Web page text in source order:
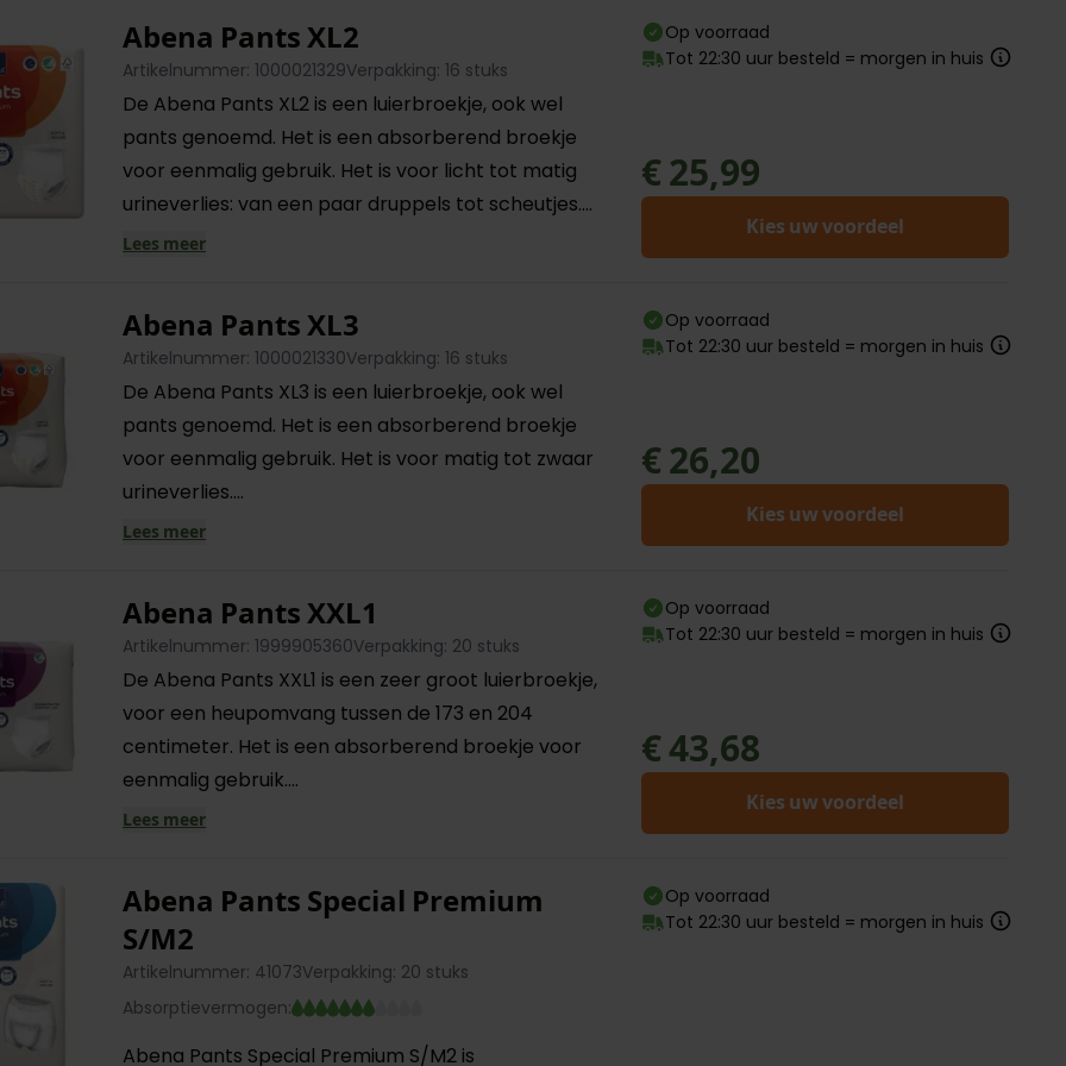
Abena Pants XL2
Artikelnummer: 1000021329Verpakking: 16 stuks
De Abena Pants XL2 is een luierbroekje, ook wel
pants genoemd. Het is een absorberend broekje
voor eenmalig gebruik. Het is voor licht tot matig
urineverlies: van een paar druppels tot scheutjes....
Lees meer
Op voorraad
Tot 22:30 uur besteld = morgen in huis
€ 25,99
Kies uw voordeel
Abena Pants XL3
Artikelnummer: 1000021330Verpakking: 16 stuks
De Abena Pants XL3 is een luierbroekje, ook wel
pants genoemd. Het is een absorberend broekje
voor eenmalig gebruik. Het is voor matig tot zwaar
urineverlies....
Lees meer
Op voorraad
Tot 22:30 uur besteld = morgen in huis
€ 26,20
Kies uw voordeel
Abena Pants XXL1
Artikelnummer: 1999905360Verpakking: 20 stuks
De Abena Pants XXL1 is een zeer groot luierbroekje,
voor een heupomvang tussen de 173 en 204
centimeter. Het is een absorberend broekje voor
eenmalig gebruik....
Lees meer
Op voorraad
Tot 22:30 uur besteld = morgen in huis
€ 43,68
Kies uw voordeel
Abena Pants Special Premium
S/M2
Artikelnummer: 41073Verpakking: 20 stuks
Absorptievermogen:
Abena Pants Special Premium S/M2 is
Op voorraad
Tot 22:30 uur besteld = morgen in huis